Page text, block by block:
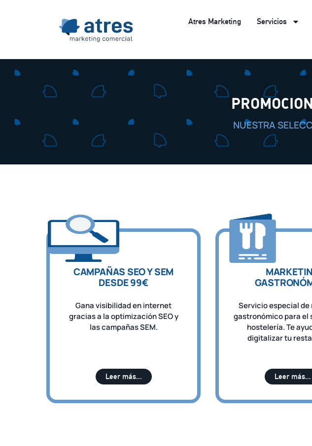
Atres Marketing Servicios
NUESTRA
CAMPAÑAS SEO Y SEM
DESDE 99€
Gana visibilidad en internet
gracias a la optimización SEO y
las campañas SEM.
Leer más...
Servicio especial de
gastronómico para el
hostelería. Te
digitalizar tu
Leer más...